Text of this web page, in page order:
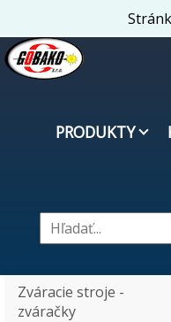
PRODUKTY
Zváracie stroje -
zváračky